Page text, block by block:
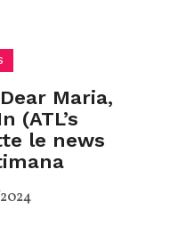
Maria,
(ATL’s
le news